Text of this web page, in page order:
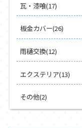
瓦・漆喰(17)
板金カバー(26)
雨樋交換(12)
エクステリア(13)
その他(2)